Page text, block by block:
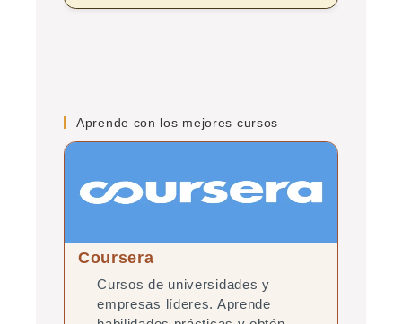
Aprende con los mejores cursos
Coursera
Cursos de universidades y
empresas líderes. Aprende